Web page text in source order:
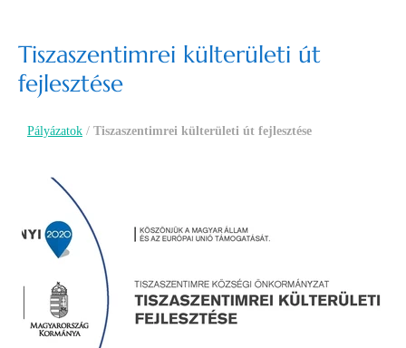
Tiszaszentimrei külterületi út
fejlesztése
Pályázatok / Tiszaszentimrei külterületi út fejlesztése